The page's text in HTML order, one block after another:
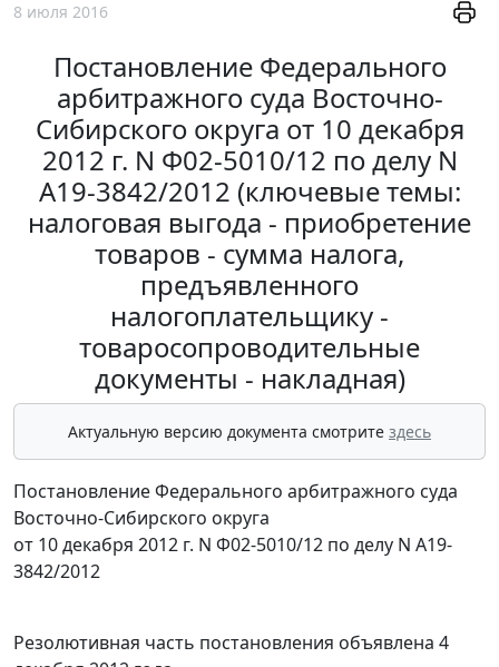
8 июля 2016
Постановление Федерального
арбитражного суда Восточно-
Сибирского округа от 10 декабря
2012 г. N Ф02-5010/12 по делу N
А19-3842/2012 (ключевые темы:
налоговая выгода - приобретение
товаров - сумма налога,
предъявленного
налогоплательщику -
товаросопроводительные
документы - накладная)
Актуальную версию документа смотрите здесь
Постановление Федерального арбитражного суда
Восточно-Сибирского округа
от 10 декабря 2012 г. N Ф02-5010/12 по делу N А19-
3842/2012
Резолютивная часть постановления объявлена 4